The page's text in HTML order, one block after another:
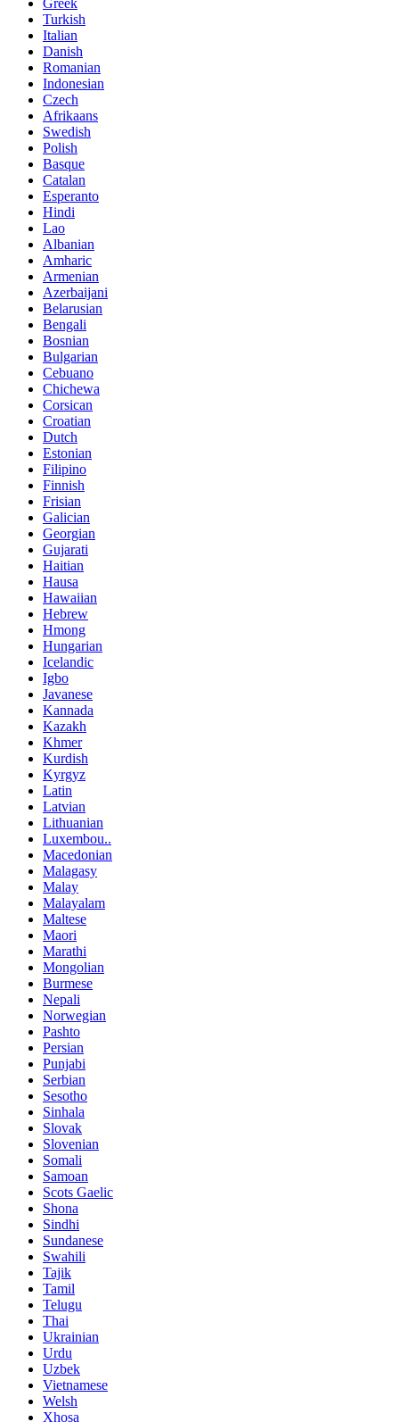
Turkish
Italian
Danish
Romanian
Indonesian
Czech
Afrikaans
Swedish
Polish
Basque
Catalan
Esperanto
Hindi
Lao
Albanian
Amharic
Armenian
Azerbaijani
Belarusian
Bengali
Bosnian
Bulgarian
Cebuano
Chichewa
Corsican
Croatian
Dutch
Estonian
Filipino
Finnish
Frisian
Galician
Georgian
Gujarati
Haitian
Hausa
Hawaiian
Hebrew
Hmong
Hungarian
Icelandic
Igbo
Javanese
Kannada
Kazakh
Khmer
Kurdish
Kyrgyz
Latin
Latvian
Lithuanian
Luxembou..
Macedonian
Malagasy
Malay
Malayalam
Maltese
Maori
Marathi
Mongolian
Burmese
Nepali
Norwegian
Pashto
Persian
Punjabi
Serbian
Sesotho
Sinhala
Slovak
Slovenian
Somali
Samoan
Scots Gaelic
Shona
Sindhi
Sundanese
Swahili
Tajik
Tamil
Telugu
Thai
Ukrainian
Urdu
Uzbek
Vietnamese
Welsh
Xhosa